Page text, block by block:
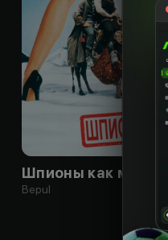
Шпионы как мы
Bepul